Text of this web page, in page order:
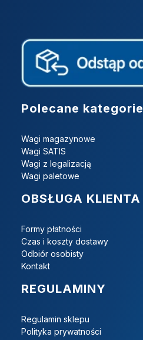
Linki w stopce
Polecane kategorie
Wagi magazynowe
Wagi SATIS
Wagi z legalizacją
Wagi paletowe
OBSŁUGA KLIENTA
Formy płatności
Czas i koszty dostawy
Odbiór osobisty
Kontakt
REGULAMINY
Regulamin sklepu
Polityka prywatności